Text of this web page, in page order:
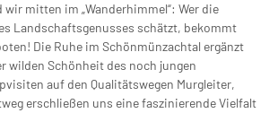
mitten im „Wanderhimmel“: Wer die
Landschaftsgenusses schätzt, bekommt
Die Ruhe im Schönmünzachtal ergänzt
wilden Schönheit des noch jungen
auf den Qualitätswegen Murgleiter,
erschließen uns eine faszinierende Vielfalt